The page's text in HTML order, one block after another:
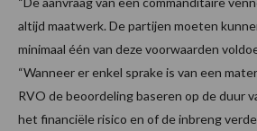
altijd maatwerk. De partijen moeten
minimaal één van deze voorwaarden
“Wanneer er enkel sprake is van een
RVO de beoordeling baseren op de duur
het financiële risico en of de inbreng